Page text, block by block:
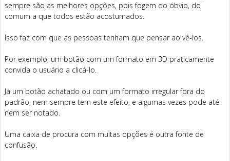
sempre são as melhores opções, pois fogem do óbvio, do
comum a que todos estão acostumados.
Isso faz com que as pessoas tenham que pensar ao vê-los.
Por exemplo, um botão com um formato em 3D praticamente
convida o usuário a clicá-lo.
Já um botão achatado ou com um formato irregular fora do
padrão, nem sempre tem este efeito, e algumas vezes pode até
nem ser notado.
Uma caixa de procura com muitas opções é outra fonte de
confusão.